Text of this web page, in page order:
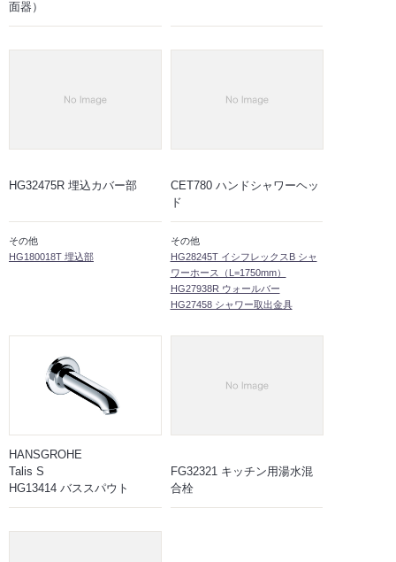
面器）
HG32475R 埋込カバー部
その他
HG180018T 埋込部
CET780 ハンドシャワーヘッ
ド
その他
HG28245T イシフレックスB シャ
ワーホース（L=1750mm）
HG27938R ウォールバー
HG27458 シャワー取出金具
HANSGROHE
Talis S
HG13414 バススパウト
FG32321 キッチン用湯水混
合栓